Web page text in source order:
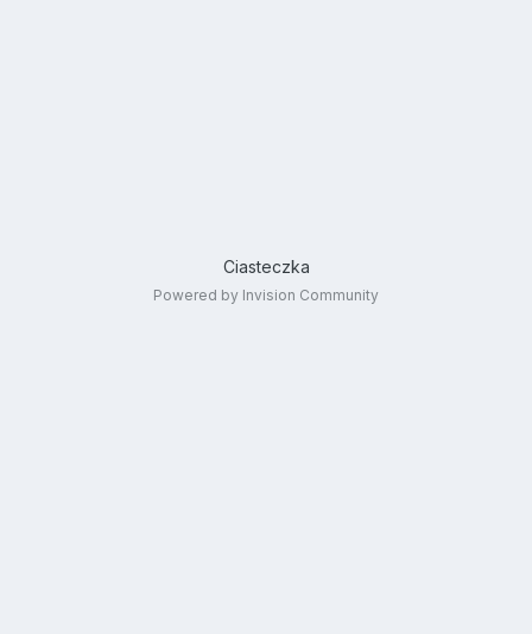
Ciasteczka
Powered by Invision Community